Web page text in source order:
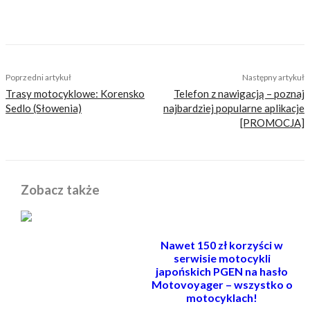
Poprzedni artykuł
Trasy motocyklowe: Korensko
Sedlo (Słowenia)
Następny artykuł
Telefon z nawigacją – poznaj
najbardziej popularne aplikacje
[PROMOCJA]
Zobacz także
Nawet 150 zł korzyści w
serwisie motocykli
japońskich PGEN na hasło
Motovoyager – wszystko o
motocyklach!